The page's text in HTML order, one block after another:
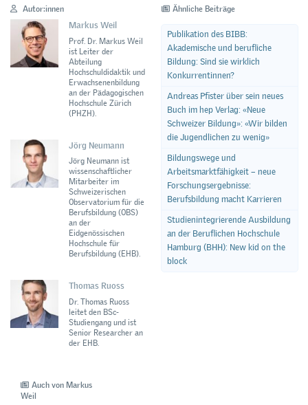
Autor:innen
Markus Weil
Prof. Dr. Markus Weil
ist Leiter der
Abteilung
Hochschuldidaktik und
Erwachsenenbildung
an der Pädagogischen
Hochschule Zürich
(PHZH).
Jörg Neumann
Jörg Neumann ist
wissenschaftlicher
Mitarbeiter im
Schweizerischen
Observatorium für die
Berufsbildung (OBS)
an der
Eidgenössischen
Hochschule für
Berufsbildung (EHB).
Thomas Ruoss
Dr. Thomas Ruoss
leitet den BSc-
Studiengang und ist
Senior Researcher an
der EHB.
Auch von Markus
Weil
Ähnliche Beiträge
Publikation des BIBB:
Akademische und berufliche
Bildung: Sind sie wirklich
Konkurrentinnen?
Andreas Pfister über sein neues
Buch im hep Verlag: «Neue
Schweizer Bildung»: «Wir bilden
die Jugendlichen zu wenig»
Bildungswege und
Arbeitsmarktfähigkeit – neue
Forschungsergebnisse:
Berufsbildung macht Karrieren
Studienintegrierende Ausbildung
an der Beruflichen Hochschule
Hamburg (BHH): New kid on the
block